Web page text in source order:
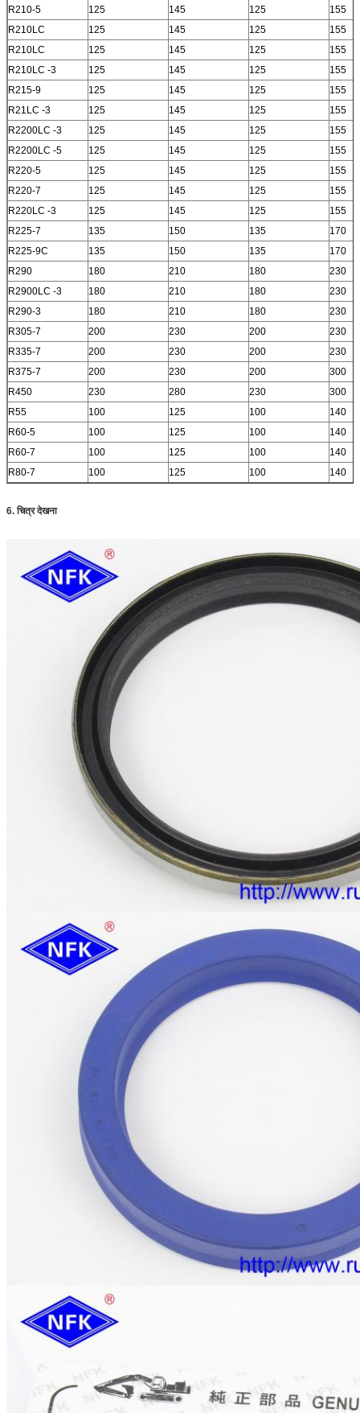
R210-5 125 145 125
155
R210LC
125 145 125
155
R210LC
125 145 125
155
R210LC -3
125 145 125
155
R215-9
125 145 125
155
R21LC -3
125 145 125
155
R2200LC -3
125 145 125
155
R2200LC -5
125 145 125
155
R220-5
125 145 125
155
R220-7
125 145 125
155
R220LC -3
125 145 125
155
R225-7
135 150 135
170
R225-9C
135 150 135
170
R290
180 210 180
230
R2900LC -3
180 210 180
230
R290-3
180 210 180
230
R305-7
200 230 200
230
R335-7
200 230 200
230
R375-7
200 230 200
300
R450
230 280 230
300
R55
100 125 100
140
R60-5
100 125 100
140
R60-7
100 125 100
140
R80-7
100 125 100 140
6. चित्र देखना